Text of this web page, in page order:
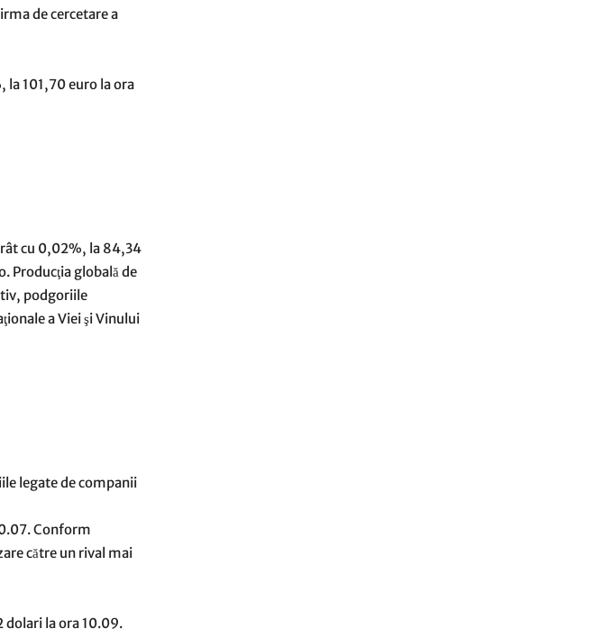
de cercetare a
la 101,70 euro la ora
cu 0,02%, la 84,34
Producţia globală de
podgoriile
a Viei şi Vinului
legate de companii
Conform
către un rival mai
dolari la ora 10.09.